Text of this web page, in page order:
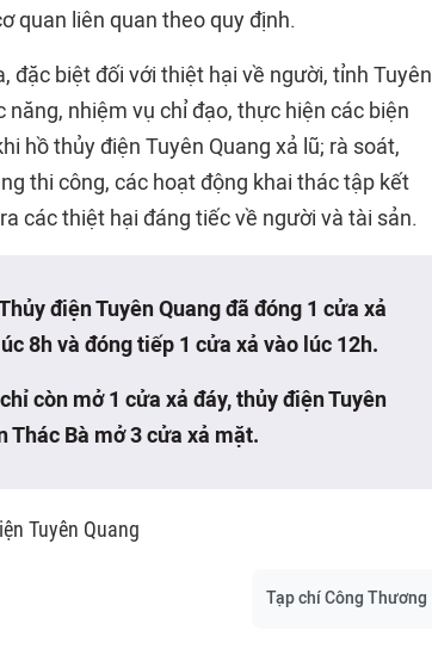
quan liên quan theo quy định.
biệt đối với thiệt hại về người, tỉnh Tuyên
nhiệm vụ chỉ đạo, thực hiện các biện
hồ thủy điện Tuyên Quang xả lũ; rà soát,
thi công, các hoạt động khai thác tập kết
các thiệt hại đáng tiếc về người và tài sản.
điện Tuyên Quang đã đóng 1 cửa xả
8h và đóng tiếp 1 cửa xả vào lúc 12h.
còn mở 1 cửa xả đáy, thủy điện Tuyên
Thác Bà mở 3 cửa xả mặt.
Tuyên Quang
Tạp chí Công Thương